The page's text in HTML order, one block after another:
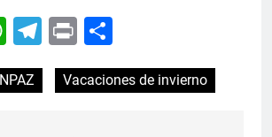
WhatsApp
Telegram
Print
Vacaciones de invierno